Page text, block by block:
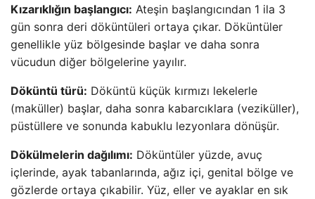
Kızarıklığın başlangıcı: Ateşin başlangıcından 1 ila 3
gün sonra deri döküntüleri ortaya çıkar. Döküntüler
genellikle yüz bölgesinde başlar ve daha sonra
vücudun diğer bölgelerine yayılır.
Döküntü türü: Döküntü küçük kırmızı lekelerle
(maküller) başlar, daha sonra kabarcıklara (veziküller),
püstüllere ve sonunda kabuklu lezyonlara dönüşür.
Dökülmelerin dağılımı: Döküntüler yüzde, avuç
içlerinde, ayak tabanlarında, ağız içi, genital bölge ve
gözlerde ortaya çıkabilir. Yüz, eller ve ayaklar en sık